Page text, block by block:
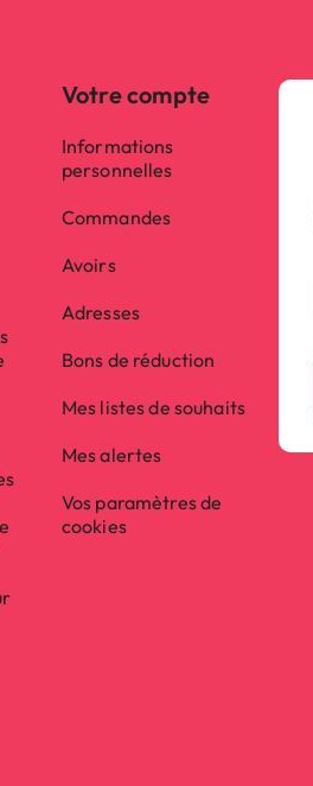
Votre compte
Informations
personnelles
Commandes
Avoirs
Adresses
Bons de réduction
Mes listes de souhaits
Mes alertes
Vos paramètres de
cookies